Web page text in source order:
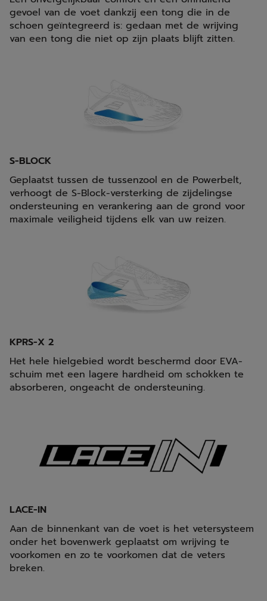
gevoel van de voet dankzij een tong die in de
schoen geïntegreerd is: gedaan met de wrijving
van een tong die niet op zijn plaats blijft zitten.
S-BLOCK
Geplaatst tussen de tussenzool en de Powerbelt,
verhoogt de S-Block-versterking de zijdelingse
ondersteuning en verankering aan de grond voor
maximale veiligheid tijdens elk van uw reizen.
KPRS-X 2
Het hele hielgebied wordt beschermd door EVA-
schuim met een lagere hardheid om schokken te
absorberen, ongeacht de ondersteuning.
LACE-IN
Aan de binnenkant van de voet is het vetersysteem
onder het bovenwerk geplaatst om wrijving te
voorkomen en zo te voorkomen dat de veters
breken.